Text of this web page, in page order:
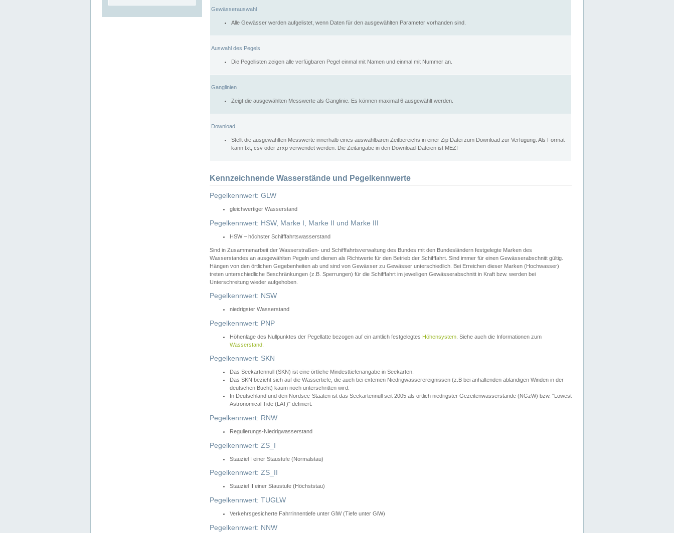
Gewässerauswahl
Alle Gewässer werden aufgelistet, wenn Daten für den ausgewählten Parameter vorhanden sind.
Auswahl des Pegels
Die Pegellisten zeigen alle verfügbaren Pegel einmal mit Namen und einmal mit Nummer an.
Ganglinien
Zeigt die ausgewählten Messwerte als Ganglinie. Es können maximal 6 ausgewählt werden.
Download
Stellt die ausgewählten Messwerte innerhalb eines auswählbaren Zeitbereichs in einer Zip Datei zum Download zur Verfügung. Als Format
kann txt, csv oder zrxp verwendet werden. Die Zeitangabe in den Download-Dateien ist MEZ!
Kennzeichnende Wasserstände und Pegelkennwerte
Pegelkennwert: GLW
gleichwertiger Wasserstand
Pegelkennwert: HSW, Marke I, Marke II und Marke III
HSW – höchster Schifffahrtswasserstand
Sind in Zusammenarbeit der Wasserstraßen- und Schifffahrtsverwaltung des Bundes mit den Bundesländern festgelegte Marken des
Wasserstandes an ausgewählten Pegeln und dienen als Richtwerte für den Betrieb der Schifffahrt. Sind immer für einen Gewässerabschnitt gültig.
Hängen von den örtlichen Gegebenheiten ab und sind von Gewässer zu Gewässer unterschiedlich. Bei Erreichen dieser Marken (Hochwasser)
treten unterschiedliche Beschränkungen (z.B. Sperrungen) für die Schifffahrt im jeweiligen Gewässerabschnitt in Kraft bzw. werden bei
Unterschreitung wieder aufgehoben.
Pegelkennwert: NSW
niedrigster Wasserstand
Pegelkennwert: PNP
Höhenlage des Nullpunktes der Pegellatte bezogen auf ein amtlich festgelegtes Höhensystem . Siehe auch die Informationen zum
Wasserstand
Pegelkennwert: SKN
Das Seekartennull (SKN) ist eine örtliche Mindesttiefenangabe in Seekarten.
Das SKN bezieht sich auf die Wassertiefe, die auch bei extemen Niedrigwasserereignissen (z.B bei anhaltenden ablandigen Winden in der
deutschen Bucht) kaum noch unterschritten wird.
In Deutschland und den Nordsee-Staaten ist das Seekartennull seit 2005 als örtlich niedrigster Gezeitenwasserstande (NGzW) bzw. "Lowest
Astronomical Tide (LAT)" definiert.
Pegelkennwert: RNW
Regulierungs-Niedrigwasserstand
Pegelkennwert: ZS_I
Stauziel I einer Staustufe (Normalstau)
Pegelkennwert: ZS_II
Stauziel II einer Staustufe (Höchststau)
Pegelkennwert: TUGLW
Verkehrsgesicherte Fahrrinnentiefe unter GlW (Tiefe unter GlW)
Pegelkennwert: NNW